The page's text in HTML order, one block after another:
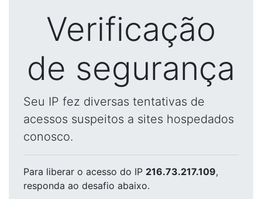
Verificação
de segurança
Seu IP fez diversas tentativas de
acessos suspeitos a sites hospedados
conosco.
Para liberar o acesso do IP 216.73.217.109,
responda ao desafio abaixo.